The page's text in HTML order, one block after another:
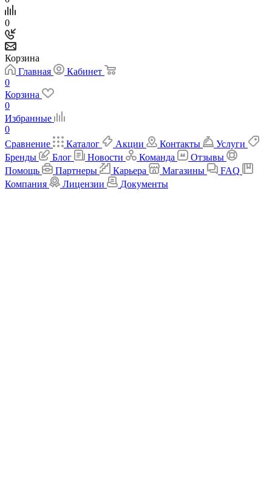
0
Корзина
Главная
Кабинет
0
Корзина
0
Избранные
0
Сравнение
Каталог Акции Контакты
Услуги
Бренды
Блог Новости Команда
Отзывы
Помощь
Партнеры Карьера Магазины
FAQ
Компания
Лицензии Документы